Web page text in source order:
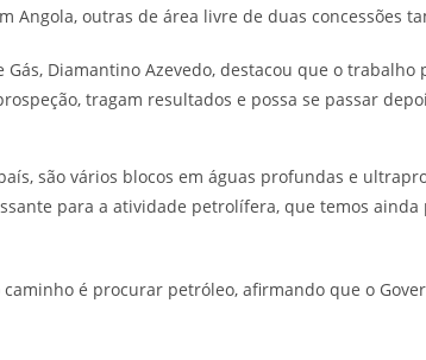
Angola, outras de área livre de duas concessões
Gás, Diamantino Azevedo, destacou que o
tragam resultados e possa se passar
são vários blocos em águas profundas e
para a atividade petrolífera, que temos
é procurar petróleo, afirmando que o